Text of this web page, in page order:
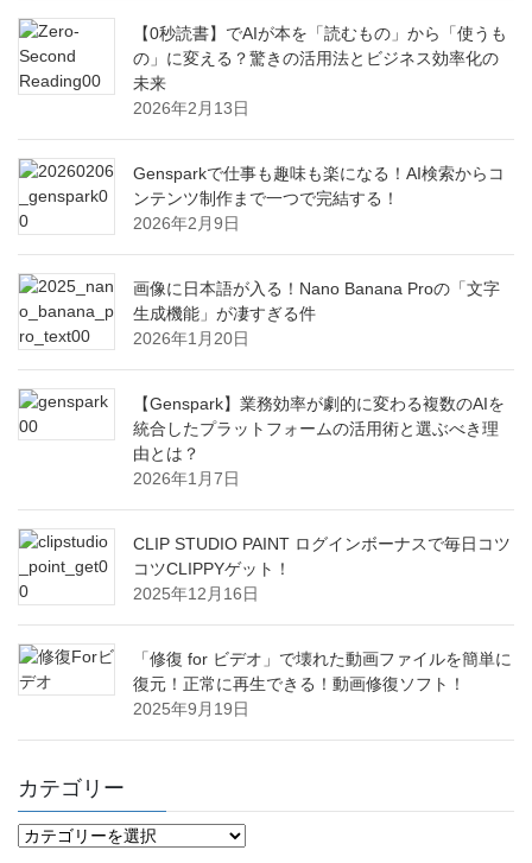
【0秒読書】でAIが本を「読むもの」から「使うも
の」に変える？驚きの活用法とビジネス効率化の
未来
2026年2月13日
Gensparkで仕事も趣味も楽になる！AI検索からコ
ンテンツ制作まで一つで完結する！
2026年2月9日
画像に日本語が入る！Nano Banana Proの「文字
生成機能」が凄すぎる件
2026年1月20日
【Genspark】業務効率が劇的に変わる複数のAIを
統合したプラットフォームの活用術と選ぶべき理
由とは？
2026年1月7日
CLIP STUDIO PAINT ログインボーナスで毎日コツ
コツCLIPPYゲット！
2025年12月16日
「修復 for ビデオ」で壊れた動画ファイルを簡単に
復元！正常に再生できる！動画修復ソフト！
2025年9月19日
カテゴリー
カ
テ